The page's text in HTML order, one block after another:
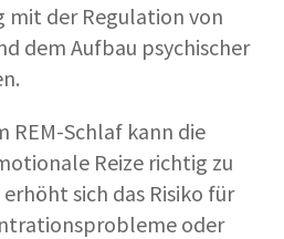
mit der Regulation von
dem Aufbau psychischer
REM-Schlaf kann die
Reize richtig zu
sich das Risiko für
oder